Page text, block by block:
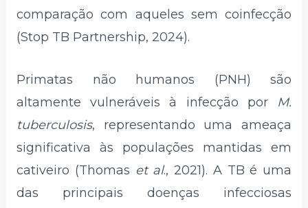
comparação com aqueles sem coinfecção
(Stop TB Partnership, 2024).
Primatas não humanos (PNH) são
altamente vulneráveis à infecção por M.
tuberculosis, representando uma ameaça
significativa às populações mantidas em
cativeiro (Thomas et al., 2021). A TB é uma
das principais doenças infecciosas